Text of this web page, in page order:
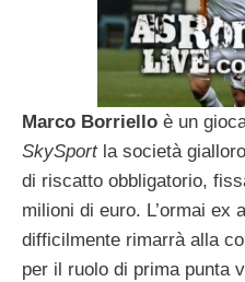
Marco Borriello è un
SkySport la società
di riscatto obbligatorio,
milioni di euro. L’ormai ex
difficilmente rimarrà alla
per il ruolo di prima punta